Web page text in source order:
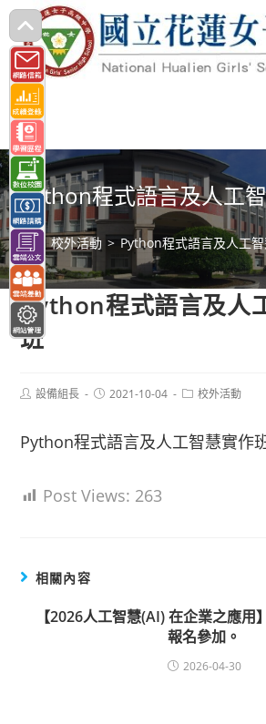
跳
轉
至
主
要
內
容 Python程式語言及人工
> 校外活動 > Python程式語言及人工
Python程式語言及人
班
Post設備組長
Post2021-10-04
Post校外活動
Python程式語言及人工智慧實作
Post Views: 263
相關內容
【2026人工智慧(AI) 在企業之應用
報名參加。
2026-04-30